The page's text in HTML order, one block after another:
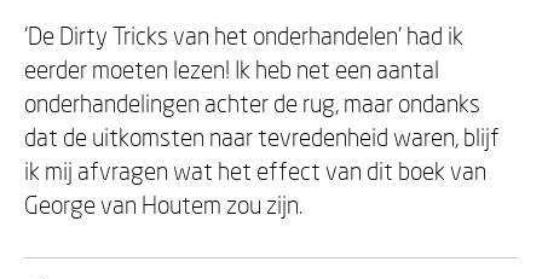
'De Dirty Tricks van het onderhandelen' had ik
eerder moeten lezen! Ik heb net een aantal
onderhandelingen achter de rug, maar ondanks
dat de uitkomsten naar tevredenheid waren, blijf
ik mij afvragen wat het effect van dit boek van
George van Houtem zou zijn.